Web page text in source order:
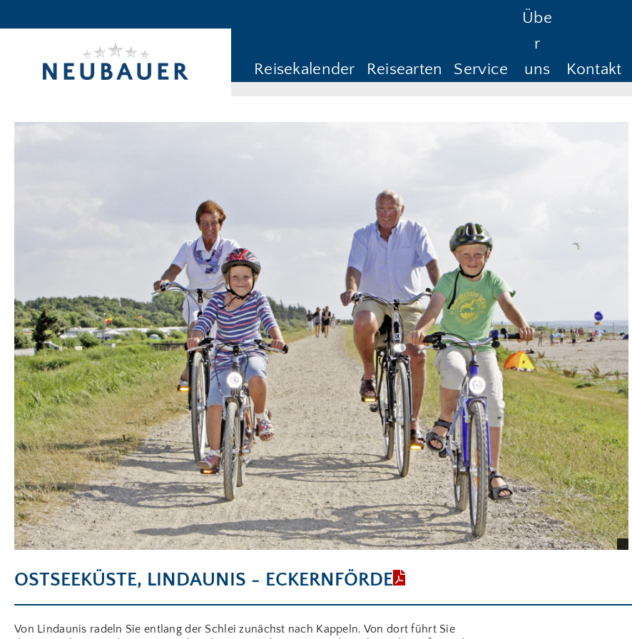
Reisekalender Reisearten Service
Übe
r
uns
Kontakt
Reiseziel/Stichwort
Anreise ab
OSTSEEKÜSTE, LINDAUNIS - ECKERNFÖRDE
Von Lindaunis radeln Sie entlang der Schlei zunächst nach Kappeln. Von dort führt Sie